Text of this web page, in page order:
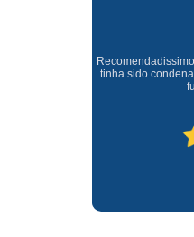
Uma empresa á
cliente ótimo